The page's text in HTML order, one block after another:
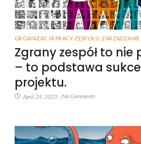
ORGANIZACJA PRACY ZESPOŁU ZARZĄDZANIE
Zgrany zespół to nie
– to podstawa
projektu.
April 29, 2025 /No Comments